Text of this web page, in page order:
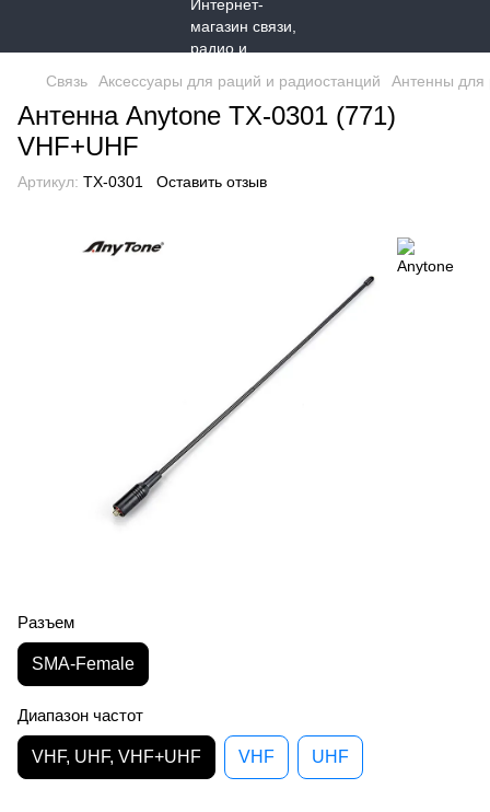
Связь Аксессуары для раций и радиостанций Антенны для
Антенна Anytone TX-0301 (771)
VHF+UHF
Артикул: TX-0301 Оставить отзыв
Разъем
SMA-Female
Диапазон частот
VHF, UHF, VHF+UHF VHF UHF